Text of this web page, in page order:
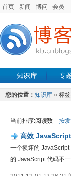
首页 新闻 博问 会员
知识库 专
您的位置： 知识库 » 标签
当前排序:阅读数 按
高效
一个损坏的
的 JavaScript 代码不